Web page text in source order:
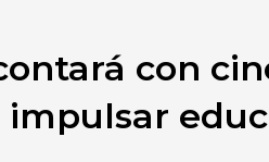
con
impulsar